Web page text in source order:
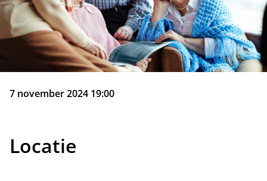
7 november 2024 19:00
Locatie